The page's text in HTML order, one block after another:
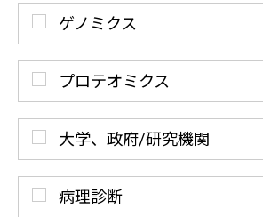
ゲノミクス
プロテオミクス
大学、政府/研究機関
病理診断